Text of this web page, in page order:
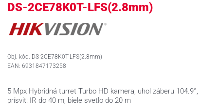
PRODUKTY
PODPORA
DS-2CE78K0T-LFS(2.8mm)
Obj. kód: DS-2CE78K0T-LFS(2.8mm)
EAN: 6931847173258
5 Mpx Hybridná turret Turbo HD kamera, uhol záberu 104.9°,
prísvit: IR do 40 m, biele svetlo do 20 m